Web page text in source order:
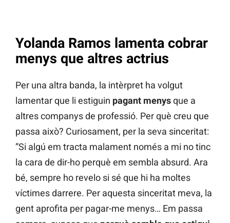
Yolanda Ramos lamenta cobrar
menys que altres actrius
Per una altra banda, la intèrpret ha volgut
lamentar que li estiguin pagant menysque a
altres companys de professió. Per què creu que
passa això? Curiosament, per la seva sinceritat:
”Si algú em tracta malament només a mi no tinc
la cara de dir-ho perquè em sembla absurd. Ara
bé, sempre ho revelo si sé que hi ha moltes
víctimes darrere. Per aquesta sinceritat meva, la
gent aprofita per pagar-me menys… Em passa